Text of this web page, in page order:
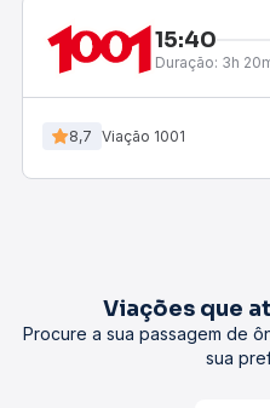
15:40
Duração: 3h
8,7 Viação 1001
Viações que
Procure a sua passagem de
sua